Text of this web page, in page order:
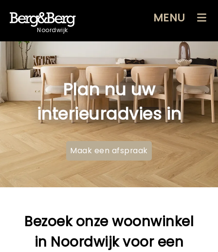
Noordwijk
MENU
Wij meten gratis bij u
thuis
Maak een afspraak
Bezoek onze woonwinkel
in Noordwijk voor een